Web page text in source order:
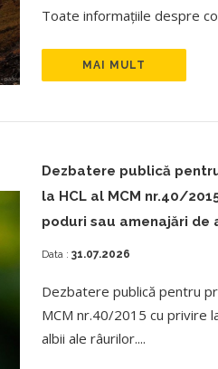
Toate informațiile despre
MAI MULT
Dezbatere publică
la HCL al MCM nr.40/
poduri sau amenajări de
Data : 31.07.2026
Dezbatere publică pentru
MCM nr.40/2015 cu privire
albii ale râurilor....